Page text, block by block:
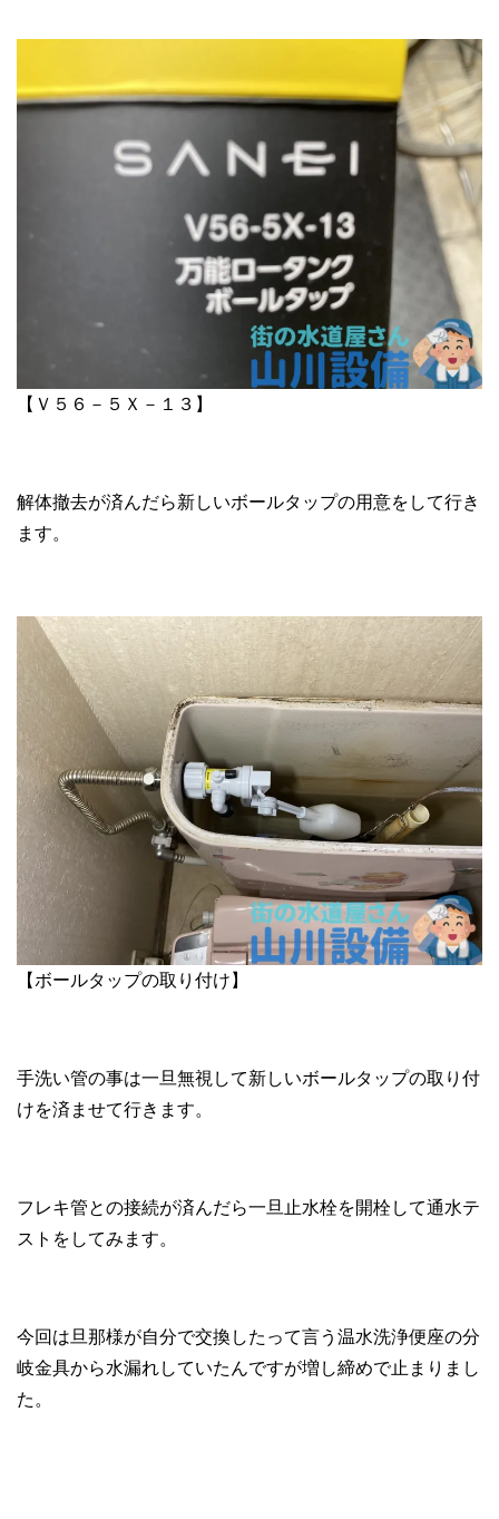
【Ｖ５６－５Ｘ－１３】
解体撤去が済んだら新しいボールタップの用意をして行き
ます。
【ボールタップの取り付け】
手洗い管の事は一旦無視して新しいボールタップの取り付
けを済ませて行きます。
フレキ管との接続が済んだら一旦止水栓を開栓して通水テ
ストをしてみます。
今回は旦那様が自分で交換したって言う温水洗浄便座の分
岐金具から水漏れしていたんですが増し締めで止まりまし
た。